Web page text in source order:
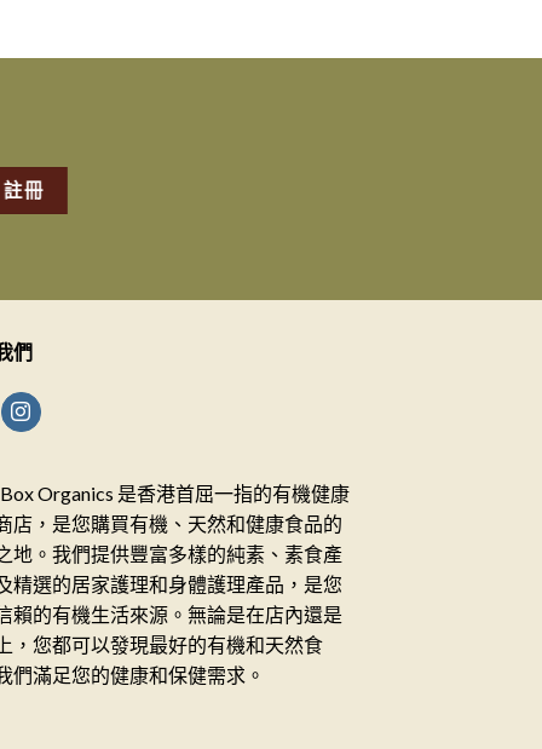
們
Organics 是香港首屈一指的有機健康
店，是您購買有機、天然和健康食品的
地。我們提供豐富多樣的純素、素食產
精選的居家護理和身體護理產品，是您
賴的有機生活來源。無論是在店內還是
，您都可以發現最好的有機和天然食
們滿足您的健康和保健需求。